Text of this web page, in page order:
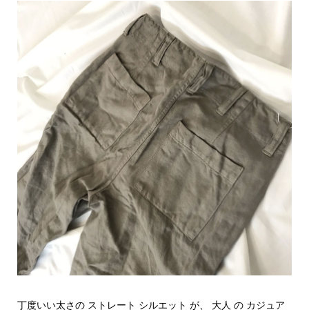
丁度いい太さの ストレート シルエット が、 大人 の カジュア